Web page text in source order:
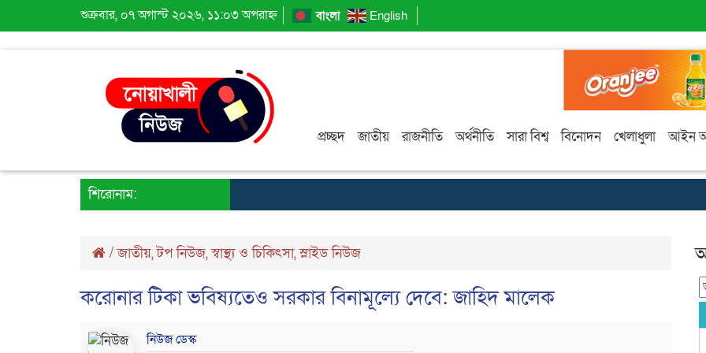
শুক্রবার, ০৭ অগাস্ট ২০২৬, ১১:০৩ অপরাহ্ন বাংলা English
প্রচ্ছদ জাতীয় রাজনীতি অর্থনীতি সারা বিশ্ব বিনোদন খেলাধুলা আইন
শিরোনাম:
/জাতীয়,টপ নিউজ,স্বাস্থ্য ও চিকিৎসা,স্লাইড নিউজ
করোনার টিকা ভবিষ্যতেও সরকার বিনামূল্যে দেবে: জাহিদ মালেক
নিউজ ডেস্ক